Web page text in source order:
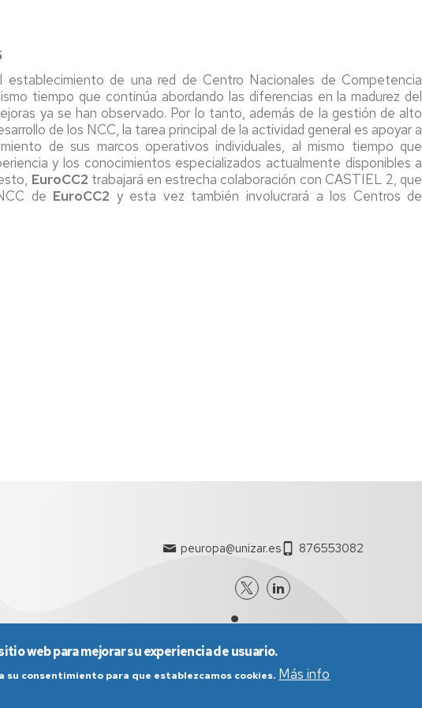
calidad
establecimiento de una red de Centro Nacionales de Competencia
tiempo que continúa abordando las diferencias en la madurez del
ya se han observado. Por lo tanto, además de la gestión de alto
de los NCC, la tarea principal de la actividad general es apoyar a
de sus marcos operativos individuales, al mismo tiempo que
y los conocimientos especializados actualmente disponibles a
EuroCC2 trabajará en estrecha colaboración con CASTIEL 2, que
de EuroCC2 y esta vez también involucrará a los Centros de
peuropa@unizar.es 876553082
web para mejorar su experiencia de usuario.
su consentimiento para que establezcamos cookies. Más info